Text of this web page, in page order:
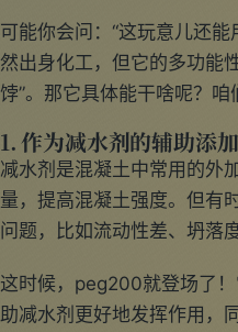
可能你会问：“这玩意儿还
然出身化工，但它的多功能
饽”。那它具体能干啥呢？咱
1.作为减水剂的辅助添加
减水剂是混凝土中常用的外
量，提高混凝土强度。但有
问题，比如流动性差、坍落
这时候，peg200就登场了
助减水剂更好地发挥作用，